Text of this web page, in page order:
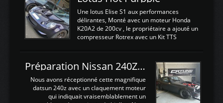
negénant en rien la structure ou le
fonctionnement du fond plat. Une
reprogrammation Stage 2 est faite sur le
calculateur d'origine. Une alternative
économique au passage sur Hondata
d'origine 310cv et 400Nn , Une fois
reprogrammé et les ...
Une lotus Elise S1 aux performances
délirantes, Monté avec un moteur Honda
K20A2 de 200cv , le propriétaire a ajouté un
compresseur Rotrex avec un Kit TTS
d'augmenter la puissance de son moteur:
un watercooler a été ajouté. 300Cv sans
échangeurLa lotus équipée d'un Hondata
Kpro et d'une large bande pour le réglage
Avantages et inconvénients d'un
Préparation Nissan 240Z SR20DET
Nous avons réceptionné cette magnifique
datsun 240z avec un claquement moteur
qui indiquait vraisemblablement un